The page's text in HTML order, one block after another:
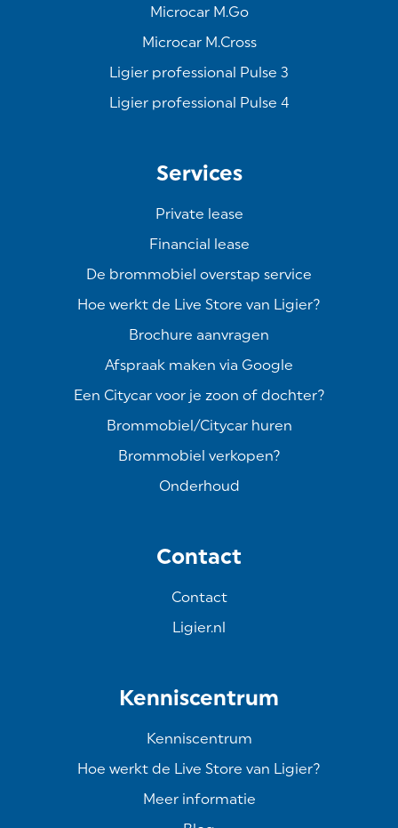
Microcar M.Go
Microcar M.Cross
Ligier professional Pulse 3
Ligier professional Pulse 4
Services
Private lease
Financial lease
De brommobiel overstap service
Hoe werkt de Live Store van Ligier?
Brochure aanvragen
Afspraak maken via Google
Een Citycar voor je zoon of dochter?
Brommobiel/Citycar huren
Brommobiel verkopen?
Onderhoud
Contact
Contact
Ligier.nl
Kenniscentrum
Kenniscentrum
Hoe werkt de Live Store van Ligier?
Meer informatie